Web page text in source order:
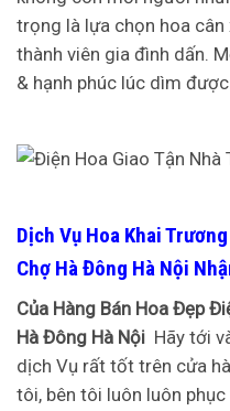
trọng là lựa chọn hoa
thành viên gia đình dấn.
& hạnh phúc lúc dìm
Dịch Vụ Hoa Khai
Chợ Hà Đông Hà Nội
Của Hàng Bán Hoa Đẹp
Hà Đông Hà Nội Hãy tới
dịch Vụ rất tốt trên cửa
tôi, bên tôi luôn luôn